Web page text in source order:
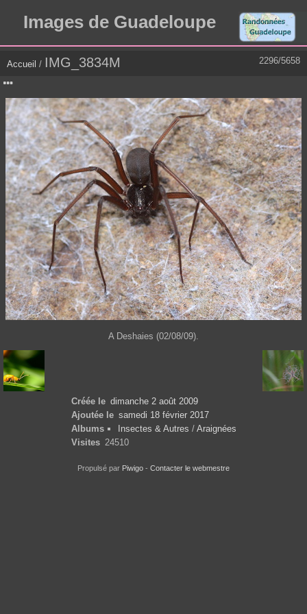
Images de Guadeloupe
2296/5658
Accueil / IMG_3834M
A Deshaies (02/08/09).
Créée le dimanche 2 août 2009
Ajoutée le samedi 18 février 2017
Albums
Insectes & Autres / Araignées
Visites 24510
Propulsé par Piwigo - Contacter le webmestre